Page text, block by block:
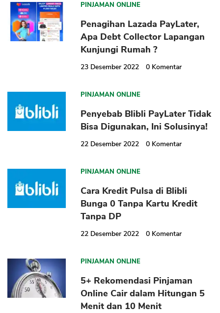
PINJAMAN ONLINE
Penagihan Lazada PayLater,
Apa Debt Collector Lapangan
Kunjungi Rumah ?
23 Desember 2022 0 Komentar
PINJAMAN ONLINE
Penyebab Blibli PayLater Tidak
Bisa Digunakan, Ini Solusinya!
22 Desember 2022 0 Komentar
PINJAMAN ONLINE
Cara Kredit Pulsa di Blibli
Bunga 0 Tanpa Kartu Kredit
Tanpa DP
22 Desember 2022 0 Komentar
PINJAMAN ONLINE
5+ Rekomendasi Pinjaman
Online Cair dalam Hitungan 5
Menit dan 10 Menit